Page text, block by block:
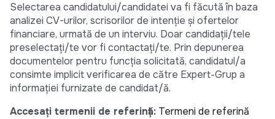
Selectarea candidatului/candidatei va fi făcută în baza
analizei CV-urilor, scrisorilor de intenție și ofertelor
financiare, urmată de un interviu. Doar candidații/tele
preselectați/te vor fi contactați/te. Prin depunerea
documentelor pentru funcția solicitată, candidatul/a
consimte implicit verificarea de către Expert-Grup a
informației furnizate de candidat/ă.
Accesați termenii de referință: Termeni de referință